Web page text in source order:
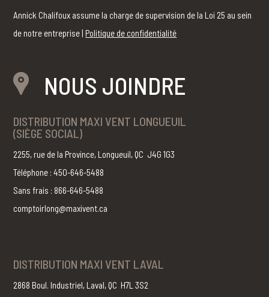
Annick Chalifoux assume la charge de supervision de la Loi 25 au sein
de notre entreprise |Politique de confidentialité
NOUS JOINDRE
DISTRIBUTION MAXI VENT LONGUEUIL
(SIÈGE SOCIAL)
2255, rue de la Province, Longueuil, QC J4G 1G3
Téléphone : 450-646-5488
Sans frais : 866-646-5488
comptoirlong@maxivent.ca
DISTRIBUTION MAXI VENT LAVAL
2868 Boul. Industriel, Laval, QC H7L 3S2